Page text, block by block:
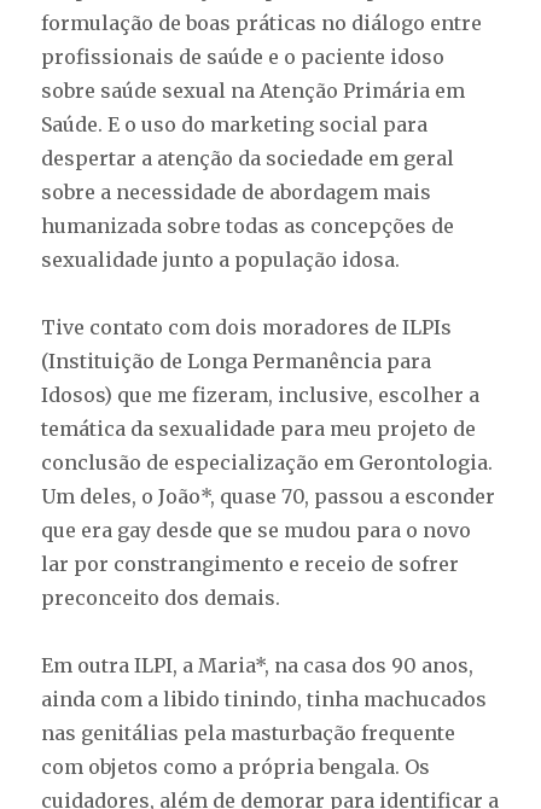
formulação de boas práticas no diálogo entre
profissionais de saúde e o paciente idoso
sobre saúde sexual na Atenção Primária em
Saúde. E o uso do marketing social para
despertar a atenção da sociedade em geral
sobre a necessidade de abordagem mais
humanizada sobre todas as concepções de
sexualidade junto a população idosa.
Tive contato com dois moradores de ILPIs
(Instituição de Longa Permanência para
Idosos) que me fizeram, inclusive, escolher a
temática da sexualidade para meu projeto de
conclusão de especialização em Gerontologia.
Um deles, o João*, quase 70, passou a esconder
que era gay desde que se mudou para o novo
lar por constrangimento e receio de sofrer
preconceito dos demais.
Em outra ILPI, a Maria*, na casa dos 90 anos,
ainda com a libido tinindo, tinha machucados
nas genitálias pela masturbação frequente
com objetos como a própria bengala. Os
cuidadores, além de demorar para identificar a